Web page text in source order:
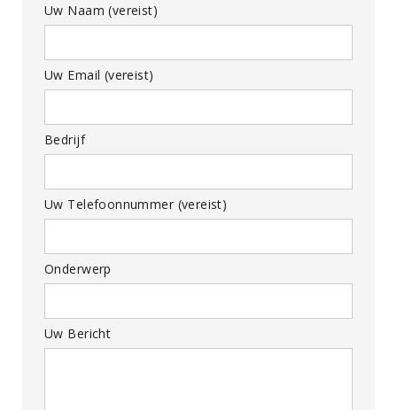
Uw Naam (vereist)
Uw Email (vereist)
Bedrijf
Uw Telefoonnummer (vereist)
Onderwerp
Uw Bericht